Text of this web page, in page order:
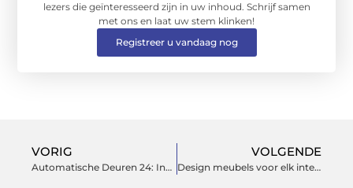
lezers die geïnteresseerd zijn in uw inhoud. Schrijf samen
met ons en laat uw stem klinken!
Registreer u vandaag nog
VORIG
Automatische Deuren 24: Innovatieve Toegangsoplossingen voor Elk Gebouw
VOLGENDE
Design meubels voor elk interieur: Ontdek Wiechers Wonen